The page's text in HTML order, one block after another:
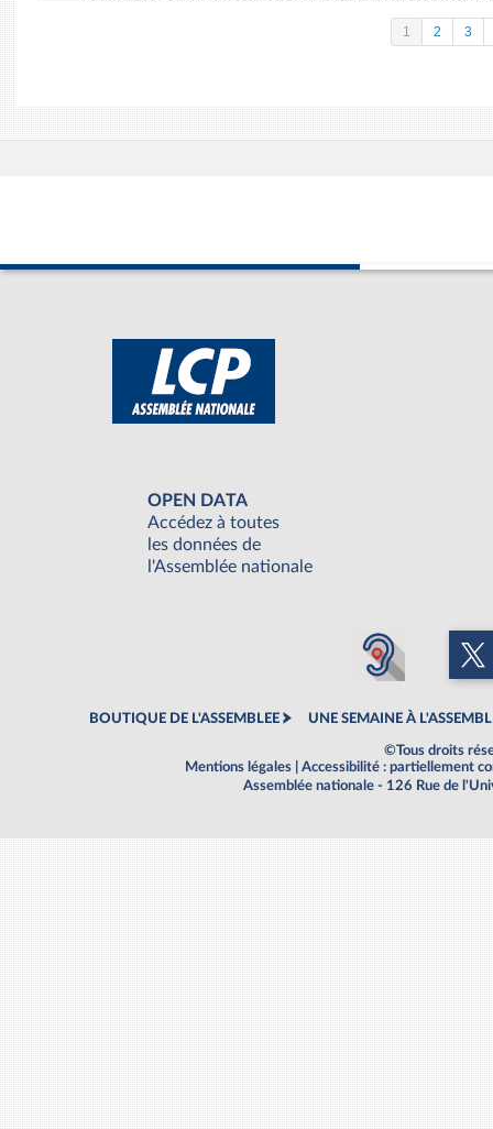
1 2 3
OPEN DATA
Accédez à toutes
les données de
l'Assemblée nationale
BOUTIQUE DE L'ASSEMBLEE UNE SEMAINE À
©Tous droits
Mentions légales
Accessibilité : partiellement
Assemblée nationale - 126 Rue de